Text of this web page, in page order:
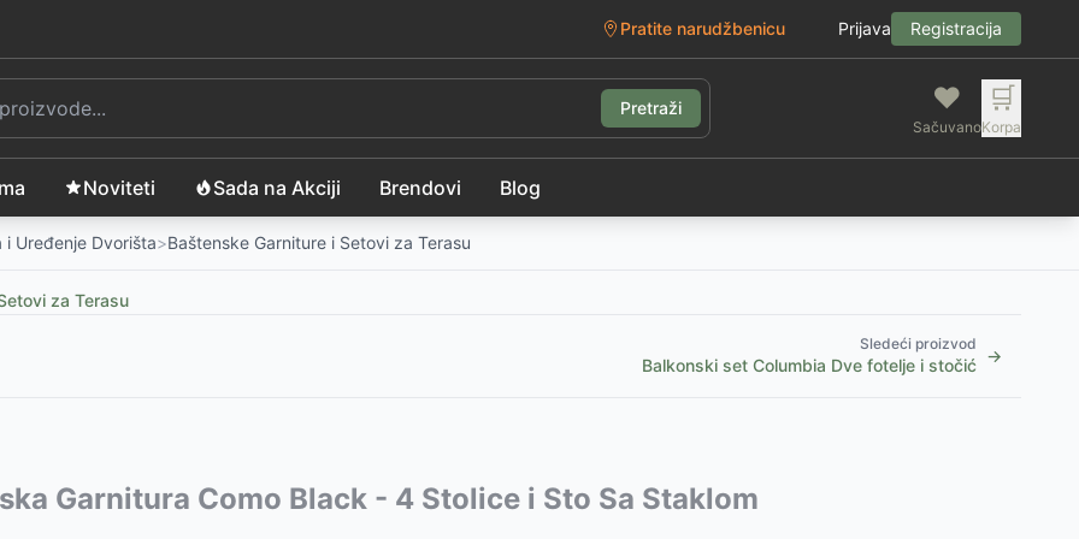
Pratite narudžbenicu Prijava Registracija
Pretraži ❤️
Sačuvano
🛒
Korpa
Noviteti Sada na Akciji Brendovi Blog
i Uređenje Dvorišta>Baštenske Garniture i Setovi za Terasu
za Terasu
Sledeći proizvod
Balkonski set Columbia Dve fotelje i stočić →
RSDGarnitura Como Black - 4 Stolice i Sto Sa Staklom